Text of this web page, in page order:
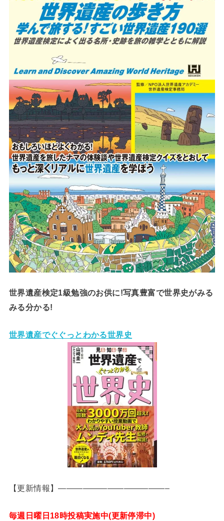
世界遺産検定1級勉強のお供に!写真豊富で世界史がみる
みる分かる!
世界遺産でぐぐっとわかる世界史
【更新情報】—————————————–
毎週日曜日18時投稿実施中(更新停滞中)